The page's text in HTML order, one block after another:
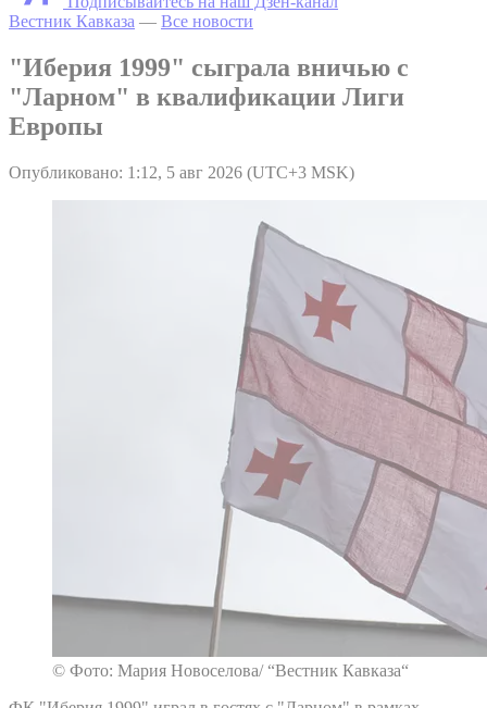
Вестник Кавказа — Все новости
"Иберия 1999" сыграла вничью с
"Ларном" в квалификации Лиги
Европы
Опубликовано: 1:12, 5 авг 2026 (UTC+3 MSK)
© Фото: Мария Новоселова/ “Вестник Кавказа“